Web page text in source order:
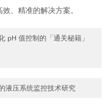
、精准的解决方案。
pH 值控制的「通关秘籍」
液压系统监控技术研究